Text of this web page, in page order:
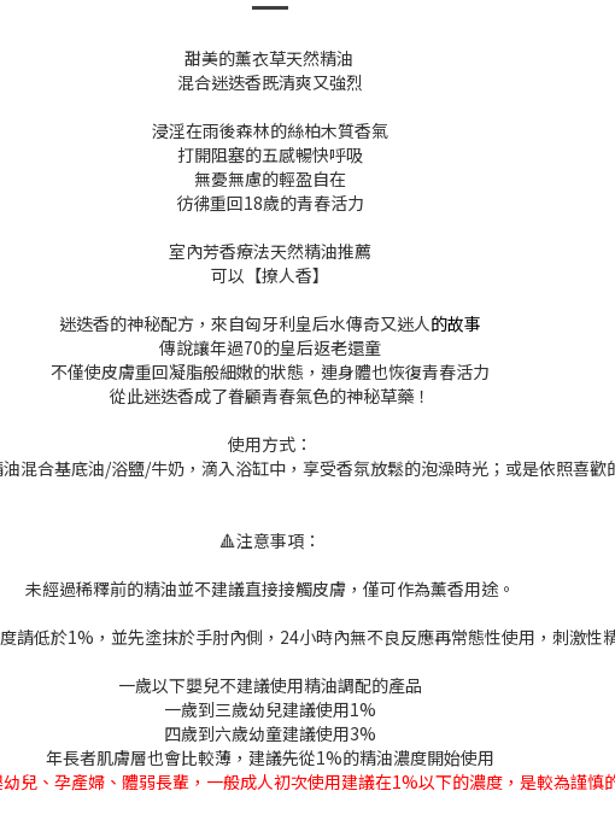
甜美的薰衣草天然精油
混合迷迭香既清爽又強烈
浸淫在雨後森林的絲柏木質香氣
打開阻塞的五感暢快呼吸
無憂無慮的輕盈自在
彷彿重回18歲的青春活力
室內芳香療法天然精油推薦
可以【撩人香】
迷迭香的神秘配方，來自匈牙利皇后水傳奇又迷人的故事
傳說讓年過70的皇后返老還童
不僅使皮膚重回凝脂般細嫩的狀態，連身體也恢復青春活力
從此迷迭香成了眷顧青春氣色的神秘草藥！
使用方式：
混合基底油/浴鹽/牛奶，滴入浴缸中，享受香氛放鬆的泡澡時光；或是依照喜歡
🔺注意事項：
未經過稀釋前的精油並不建議直接接觸皮膚，僅可作為薰香用途。
請低於1%，並先塗抹於手肘內側，24小時內無不良反應再常態性使用，刺激性
一歲以下嬰兒不建議使用精油調配的產品
一歲到三歲幼兒建議使用1%
四歲到六歲幼童建議使用3%
年長者肌膚層也會比較薄，建議先從1%的精油濃度開始使用
兒、孕產婦、體弱長輩，一般成人初次使用建議在1%以下的濃度，是較為謹慎